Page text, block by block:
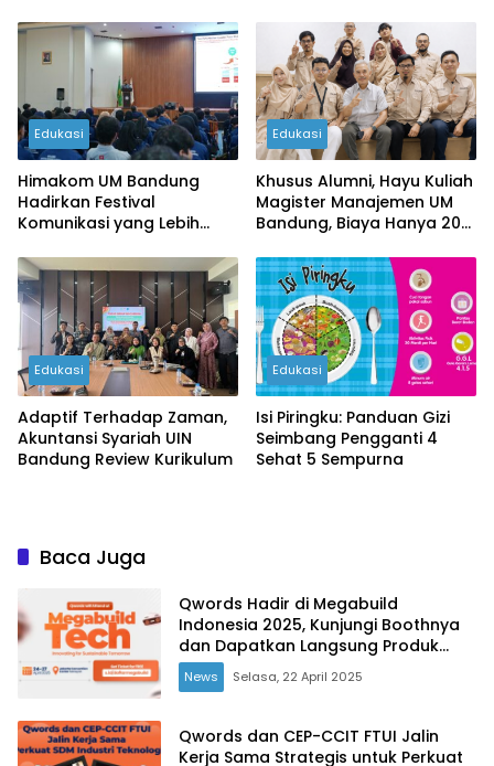
Edukasi
Himakom UM Bandung
Hadirkan Festival
Komunikasi yang Lebih
Edukasi
Khusus Alumni, Hayu Kuliah
Magister Manajemen UM
Bandung, Biaya Hanya 20
Edukasi
Adaptif Terhadap Zaman,
Akuntansi Syariah UIN
Bandung Review Kurikulum
Edukasi
Isi Piringku: Panduan Gizi
Seimbang Pengganti 4
Sehat 5 Sempurna
Baca Juga
Qwords Hadir di Megabuild
Indonesia 2025, Kunjungi Boothnya
dan Dapatkan Langsung Produk
Unggulannya!
News Selasa, 22 April 2025
Qwords dan CEP-CCIT FTUI Jalin
Kerja Sama Strategis untuk Perkuat